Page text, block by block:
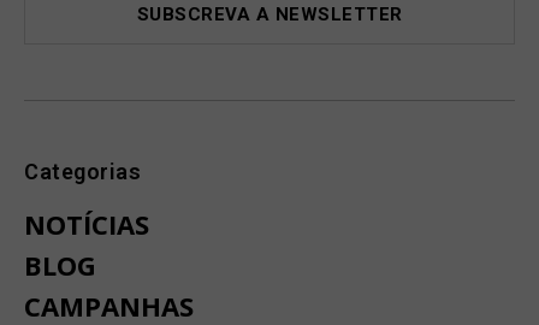
Categorias
NOTÍCIAS
BLOG
CAMPANHAS